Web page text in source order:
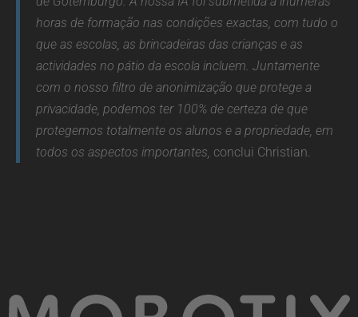
horas de formação nas condições exactas, com tudo o
que as escolas, as brincadeiras das crianças e as
actividades no pátio da escola incluem. Juntamente
com o nosso filtro de anonimização que protege a
privacidade, podemos ter 100% de certeza de que
protegemos totalmente os alunos e a propriedade, em
todos os aspectos importantes, conclui Christian.